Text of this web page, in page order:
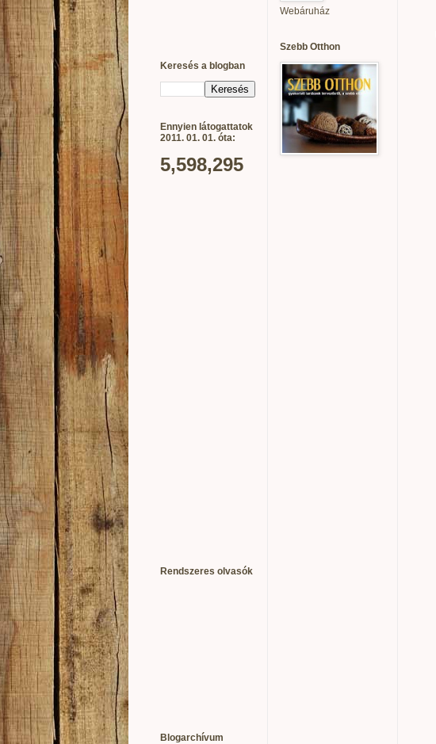
Keresés a blogban
Ennyien látogattatok
2011. 01. 01. óta:
5,598,295
Rendszeres olvasók
Blogarchívum
Webáruház
Szebb Otthon